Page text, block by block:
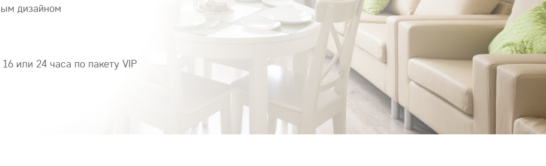
дизайном
или 24 часа по пакету VIP